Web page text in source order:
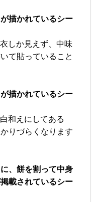
描かれているシー
しか見えず、中味
て貼っていること
描かれているシー
和えにしてある
りづらくなります
、餅を割って中身
載されているシー